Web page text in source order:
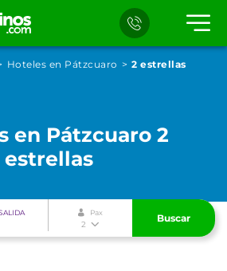
Hoteles en Pátzcuaro 2 estrellas
en Pátzcuaro 2
estrellas
Pax
2
Buscar